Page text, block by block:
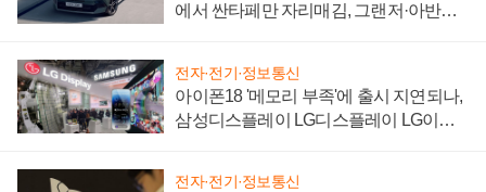
에서 싼타페만 자리매김, 그랜저·아반떼
전자·전기·정보통신
아이폰18 '메모리 부족'에 출시 지연되나,
삼성디스플레이 LG디스플레이 LG이노
전자·전기·정보통신